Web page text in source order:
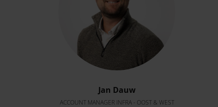
Jan Dauw
ACCOUNT MANAGER INFRA - OOST & WEST